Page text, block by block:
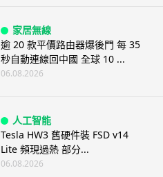
家居無線
逾 20 款平價路由器爆後門 每 35
秒自動連線回中國 全球 10 ...
06.08.2026
人工智能
Tesla HW3 舊硬件裝 FSD v14
Lite 頻現過熱 部分...
06.08.2026